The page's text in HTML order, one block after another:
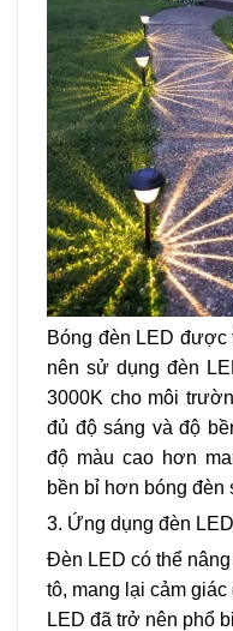
Bóng đèn LED
nên sử dụng đèn
3000K cho môi
đủ độ sáng và độ
độ màu cao hơn
bền bỉ hơn bóng đèn
3. Ứng dụng đèn
Đèn LED có thể
tô, mang lại cảm
LED đã trở nên phổ